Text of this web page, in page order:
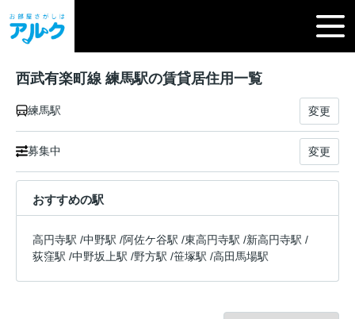
西武有楽町線 練馬駅の賃貸居住用一覧
練馬駅 変更
募集中 変更
おすすめの駅
高円寺駅 /中野駅 /阿佐ケ谷駅 /東高円寺駅 /新高円寺駅 /
荻窪駅 /中野坂上駅 /野方駅 /笹塚駅 /高田馬場駅